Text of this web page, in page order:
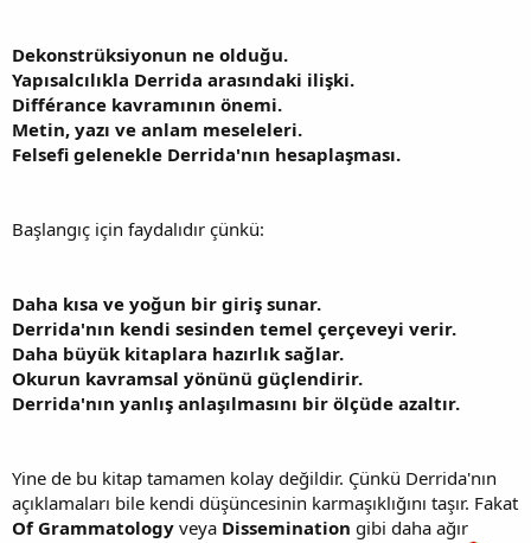
Dekonstrüksiyonun ne olduğu.
Yapısalcılıkla Derrida arasındaki ilişki.
Différance kavramının önemi.
Metin, yazı ve anlam meseleleri.
Felsefi gelenekle Derrida'nın hesaplaşması.
Başlangıç için faydalıdır çünkü:
Daha kısa ve yoğun bir giriş sunar.
Derrida'nın kendi sesinden temel çerçeveyi verir.
Daha büyük kitaplara hazırlık sağlar.
Okurun kavramsal yönünü güçlendirir.
Derrida'nın yanlış anlaşılmasını bir ölçüde azaltır.
Yine de bu kitap tamamen kolay değildir. Çünkü Derrida'nın
açıklamaları bile kendi düşüncesinin karmaşıklığını taşır. Fakat
Of Grammatology veya Dissemination gibi daha ağır